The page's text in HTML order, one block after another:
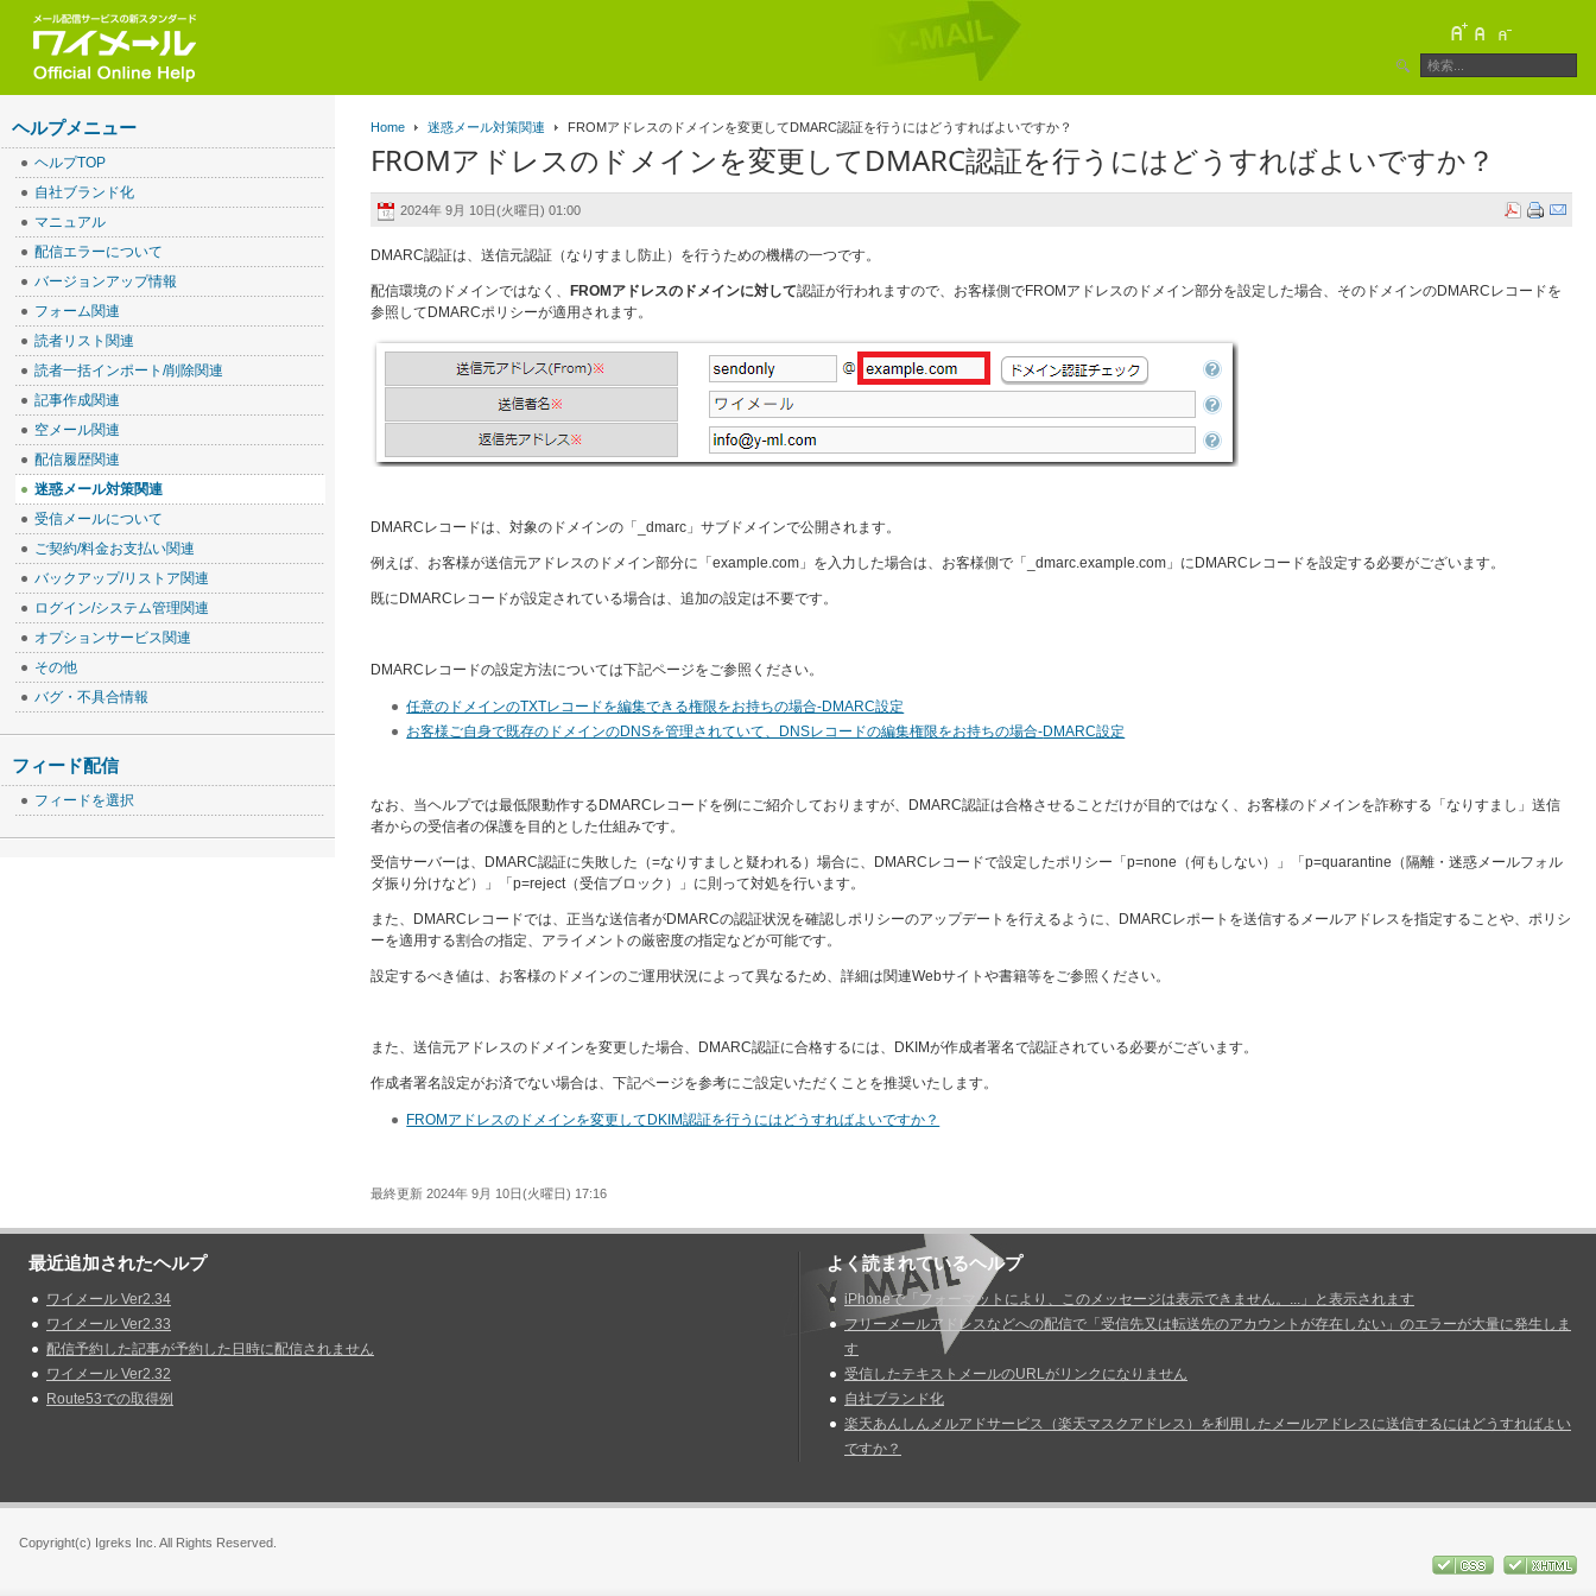
Home 迷惑メール対策関連 FROMアドレスのドメインを変更してDMARC認証を行うにはどうすればよいですか？
FROMアドレスのドメインを変更してDMARC認証を行うにはどうすればよいですか？
2024年 9月 10日(火曜日) 01:00
DMARC認証は、送信元認証（なりすまし防止）を行うための機構の一つです。
配信環境のドメインではなく、FROMアドレスのドメインに対して認証が行われますので、お客様側でFROMアドレスのドメイン部分を設定した場合、そのドメインのDMARCレコードを
参照してDMARCポリシーが適用されます。
DMARCレコードは、対象のドメインの「_dmarc」サブドメインで公開されます。
例えば、お客様が送信元アドレスのドメイン部分に「example.com」を入力した場合は、お客様側で「_dmarc.example.com」にDMARCレコードを設定する必要がございます。
既にDMARCレコードが設定されている場合は、追加の設定は不要です。
DMARCレコードの設定方法については下記ページをご参照ください。
任意のドメインのTXTレコードを編集できる権限をお持ちの場合-DMARC設定
お客様ご自身で既存のドメインのDNSを管理されていて、DNSレコードの編集権限をお持ちの場合-DMARC設定
なお、当ヘルプでは最低限動作するDMARCレコードを例にご紹介しておりますが、DMARC認証は合格させることだけが目的ではなく、お客様のドメインを詐称する「なりすまし」送信
者からの受信者の保護を目的とした仕組みです。
受信サーバーは、DMARC認証に失敗した（=なりすましと疑われる）場合に、DMARCレコードで設定したポリシー「p=none（何もしない）」「p=quarantine（隔離・迷惑メールフォル
ダ振り分けなど）」「p=reject（受信ブロック）
」に則って対処を行います。
また、 DMARCレコードでは、正当な送信者がDMARCの認証状況を確認しポリシーのアップデートを行えるように、DMARCレポートを送信するメールアドレスを指定することや、ポリシ
ーを適用する割合の指定、アライメントの厳密度の指定などが可能です。
設定するべき値は、お客様のドメインのご運用状況によって異なるため、詳細は関連Webサイトや書籍等をご参照ください。
また、送信元アドレスのドメインを変更した場合、DMARC認証に合格するには、DKIMが作成者署名で認証されている必要がございます。
作成者署名設定がお済でない場合は、下記ページを参考にご設定いただくことを推奨いたします。
FROMアドレスのドメインを変更してDKIM認証を行うにはどうすればよいですか？
最終更新 2024年 9月 10日(火曜日) 17:16
ヘルプメニュー
ヘルプTOP
自社ブランド化
マニュアル
配信エラーについて
バージョンアップ情報
フォーム関連
読者リスト関連
読者一括インポート/削除関連
記事作成関連
空メール関連
配信履歴関連
迷惑メール対策関連
受信メールについて
ご契約/料金お支払い関連
バックアップ/リストア関連
ログイン/システム管理関連
オプションサービス関連
その他
バグ・不具合情報
フィード配信
フィードを選択
最近追加されたヘルプ
ワイメール Ver2.34
ワイメール Ver2.33
配信予約した記事が予約した日時に配信されません
ワイメール Ver2.32
Route53での取得例
よく読まれているヘルプ
iPhoneで「フォーマットにより、このメッセージは表示できません。...」と表示されます
フリーメールアドレスなどへの配信で「受信先又は転送先のアカウントが存在しない」のエラーが大量に発生しま
す
受信したテキストメールのURLがリンクになりません
自社ブランド化
楽天あんしんメルアドサービス（楽天マスクアドレス）を利用したメールアドレスに送信するにはどうすればよい
ですか？
Copyright(c) Igreks Inc. All Rights Reserved.